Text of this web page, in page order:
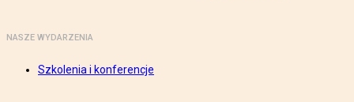
NASZE WYDARZENIA
Szkolenia i konferencje